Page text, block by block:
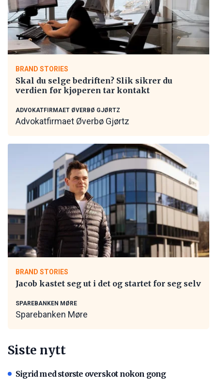
BRAND STORIES
Skal du selge bedriften? Slik sikrer du
verdien før kjøperen tar kontakt
ADVOKATFIRMAET ØVERBØ GJØRTZ
Advokatfirmaet Øverbø Gjørtz
BRAND STORIES
Jacob kastet seg ut i det og startet for seg selv
SPAREBANKEN MØRE
Sparebanken Møre
Siste nytt
Sigrid med største overskot nokon gong